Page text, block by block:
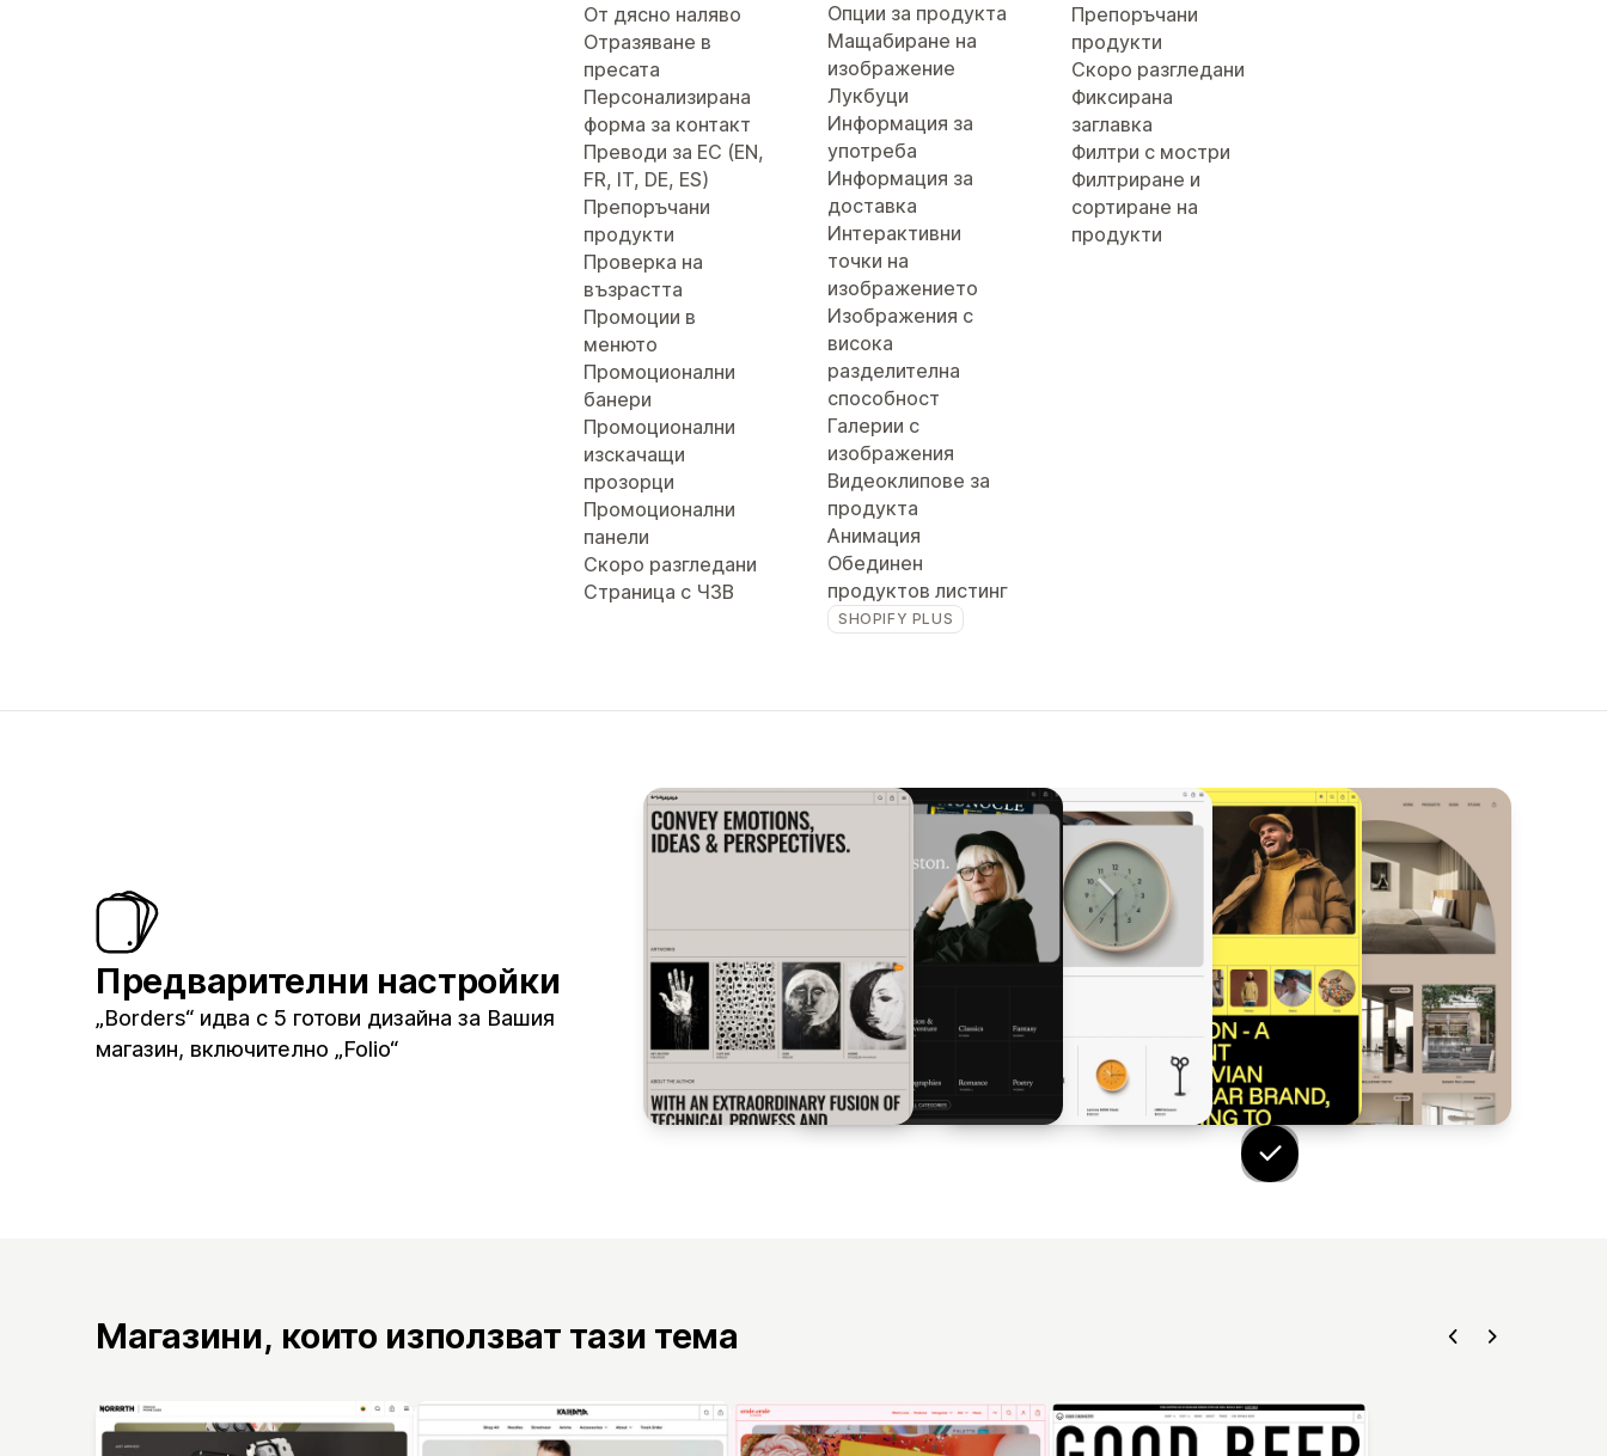
От дясно наляво
Отразяване в
пресата
Персонализирана
форма за контакт
Преводи за ЕС (EN,
FR, IT, DE, ES)
Препоръчани
продукти
Проверка на
възрастта
Промоции в
менюто
Промоционални
банери
Промоционални
изскачащи
прозорци
Промоционални
панели
Скоро разгледани
Страница с ЧЗВ
Опции за продукта
Мащабиране на
изображение
Лукбуци
Информация за
употреба
Информация за
доставка
Интерактивни
точки на
изображението
Изображения с
висока
разделителна
способност
Галерии с
изображения
Видеоклипове за
продукта
Анимация
Обединен
продуктов листинг
SHOPIFY PLUS
Препоръчани
продукти
Скоро разгледани
Фиксирана
заглавка
Филтри с мостри
Филтриране и
сортиране на
продукти
Предварителни настройки
„Borders“ идва с 5 готови дизайна за Вашия
магазин, включително „Folio“
Магазини, които използват тази тема